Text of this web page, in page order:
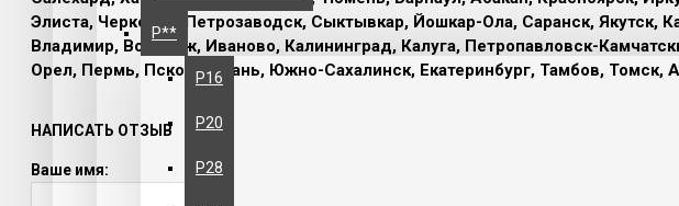
Р**
Р16
Р20
Р28
Элиста, Черкесск, Петрозаводск, Сыктывкар, Йошкар-Ола, Саранск,
Владимир, Воронеж, Иваново, Калининград, Калуга, Петропавловск-
Орел, Пермь, Псков, Рязань, Южно-Сахалинск, Екатеринбург, Тамбов, Томск,
НАПИСАТЬ ОТЗЫВ
Ваше имя: